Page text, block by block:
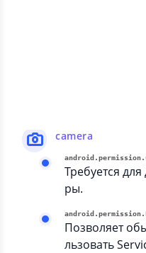
camera
Требуется для
ры.
Позволяет
льзовать